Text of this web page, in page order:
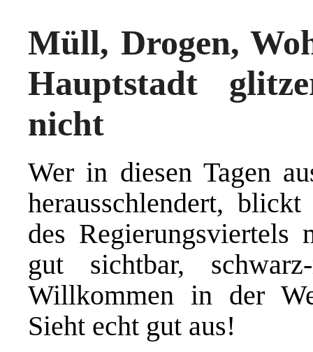
Müll, Drogen,
Hauptstadt
nicht
Wer in diesen Tagen
herausschlendert,
des Regierungsviertels
gut sichtbar,
Willkommen in der
Sieht echt gut aus!